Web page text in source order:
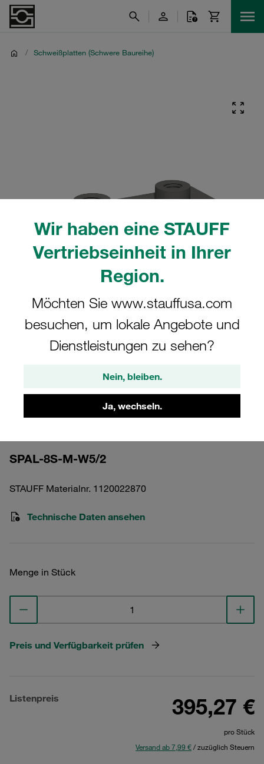
Wir haben eine STAUFF
Vertriebseinheit in Ihrer
Region.
Möchten Sie www.stauffusa.com
besuchen, um lokale Angebote und
Dienstleistungen zu sehen?
Nein, bleiben.
Ja, wechseln.
/ Schweißplatten (Schwere Baureihe)
Bitte beachten Sie: Das Bild dient nur zur Veranschaulichung und kann vom
tatsächlichen Produkt abweichen.
Anschweißplatte, einfach Schwere
Baureihe Gr. 8S Edelstahl V4A DIN 3015
SPAL-8S-M-W5/2
STAUFF Materialnr. 1120022870
Technische Daten ansehen
Menge in Stück
Preis und Verfügbarkeit prüfen
Listenpreis 395,27 €
pro Stück
Versand ab 7,99 €/ zuzüglich Steuern